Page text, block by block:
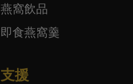
燕窩飲品
即食燕窩羹
支援